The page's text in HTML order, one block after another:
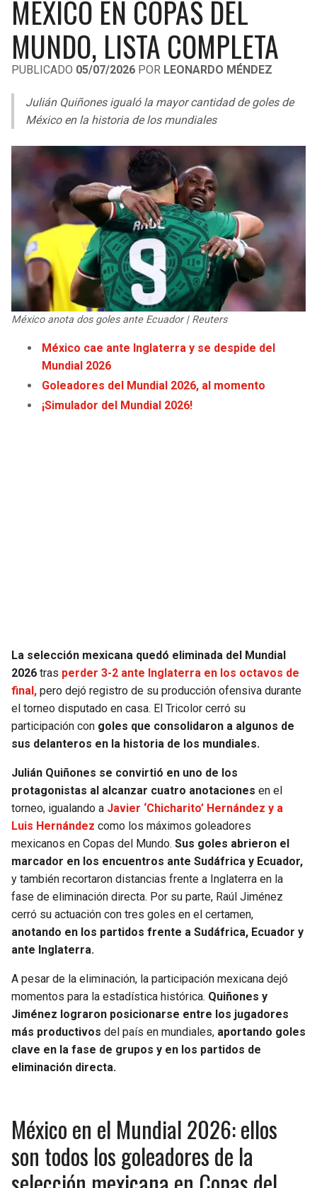
LIGA DE EXPANSIÓN MX
LEAGUES CUP
UEFA EUROPA LEAGUE
UEFA CONFERENCE LEAGUE
MLS
COPA LIBERTADORES
LIGA BETPLAY
OTRAS LIGAS
RAIDERS
CHARGERS
RAVENS
BENGALS
BROWNS
STEELERS
TEXANS
COLTS
TITANS
COWBOYS
SEAHAWKS
BEARS
LIONS
PACKERS
VIKINGS
FALCONS
PANTHERS
SAINTS
BUCCANEERS
CAVALIERS
PISTONS
PACERS
BUCKS
HAWKS
HORNETS
HEAT
MAGIC
WARRIORS
CLIPPERS
PELICANS
SPURS
NUGGETS
TIMBERWOLVES
THUNDER
TRAIL BLAZERS
JAZZ
MÉXICO EN COPAS DEL
MUNDO, LISTA COMPLETA
PUBLICADO 05/07/2026 POR LEONARDO MÉNDEZ
Julián Quiñones igualó la mayor cantidad de goles de
México en la historia de los mundiales
México anota dos goles ante Ecuador | Reuters
México cae ante Inglaterra y se despide del
Mundial 2026
Goleadores del Mundial 2026, al momento
¡Simulador del Mundial 2026!
La selección mexicana quedó eliminada del Mundial
2026 tras perder 3-2 ante Inglaterra en los octavos de
final, pero dejó registro de su producción ofensiva durante
el torneo disputado en casa. El Tricolor cerró su
participación con goles que consolidaron a algunos de
sus delanteros en la historia de los mundiales.
Julián Quiñones se convirtió en uno de los
protagonistas al alcanzar cuatro anotaciones en el
torneo, igualando a Javier ‘Chicharito’ Hernández y a
Luis Hernández como los máximos goleadores
mexicanos en Copas del Mundo. Sus goles abrieron el
marcador en los encuentros ante Sudáfrica y Ecuador,
y también recortaron distancias frente a Inglaterra en la
fase de eliminación directa. Por su parte, Raúl Jiménez
cerró su actuación con tres goles en el certamen,
anotando en los partidos frente a Sudáfrica, Ecuador y
ante Inglaterra.
A pesar de la eliminación, la participación mexicana dejó
momentos para la estadística histórica. Quiñones y
Jiménez lograron posicionarse entre los jugadores
más productivos del país en mundiales, aportando goles
clave en la fase de grupos y en los partidos de
eliminación directa.
México en el Mundial 2026: ellos
son todos los goleadores de la